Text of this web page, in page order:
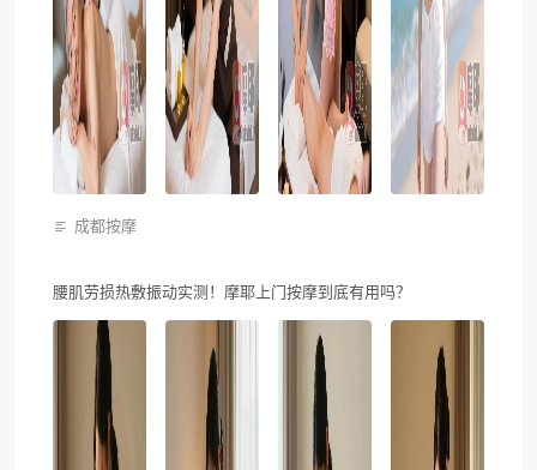
成都按摩
腰肌劳损热敷振动实测！摩耶上门按摩到底有用吗？